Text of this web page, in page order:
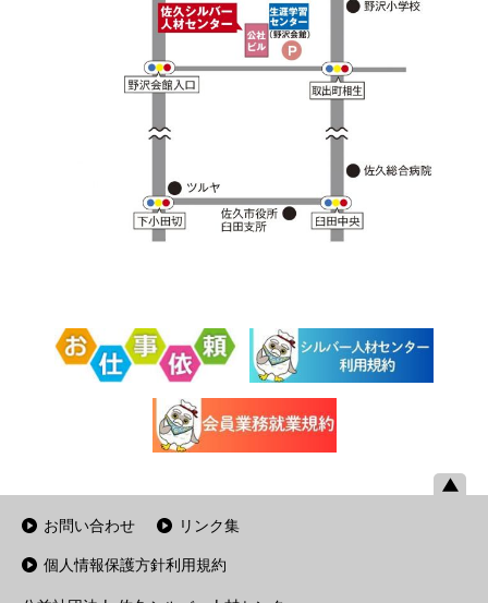
お問い合わせ リンク集
個人情報保護方針利用規約